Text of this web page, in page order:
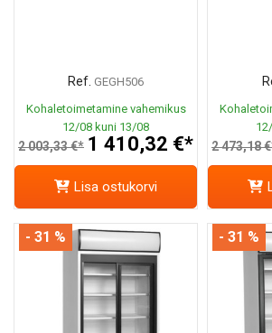
Ref. GEGH506
Kohaletoimetamine vahemikus
12/08 kuni 13/08
2 003,33 €* 1 410,32 €*
Lisa ostukorvi
2 473,18
- 31 % - 31 %